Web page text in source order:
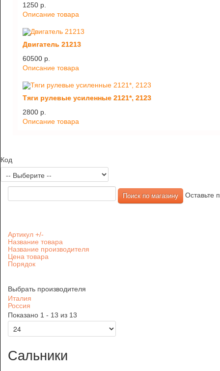
1250 p.
Описание товара
Двигатель 21213
60500 p.
Описание товара
Тяги рулевые усиленные 2121*, 2123
2800 p.
Описание товара
Код
Оставьте
Артикул +/-
Название товара
Название производителя
Цена товара
Порядок
Выбрать производителя
Италия
Россия
Показано 1 - 13 из 13
Сальники